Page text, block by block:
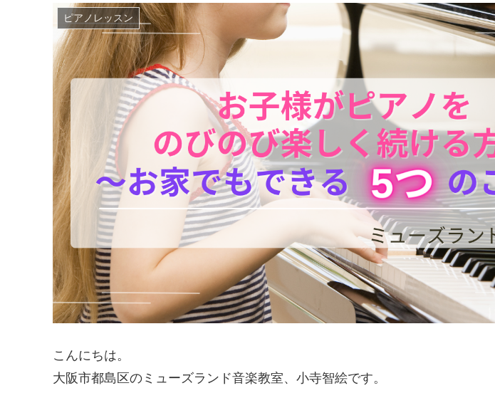
ピアノレッスン
こんにちは。
大阪市都島区のミューズランド音楽教室、小寺智絵です。